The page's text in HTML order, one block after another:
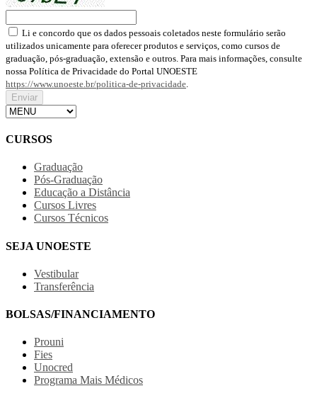
Li e concordo que os dados pessoais coletados neste formulário serão
utilizados unicamente para oferecer produtos e serviços, como cursos de
graduação, pós-graduação, extensão e outros. Para mais informações, consulte
nossa Política de Privacidade do Portal UNOESTE
https://www.unoeste.br/politica-de-privacidade
CURSOS
Graduação
Pós-Graduação
Educação a Distância
Cursos Livres
Cursos Técnicos
SEJA UNOESTE
Vestibular
Transferência
BOLSAS/FINANCIAMENTO
Prouni
Fies
Unocred
Programa Mais Médicos